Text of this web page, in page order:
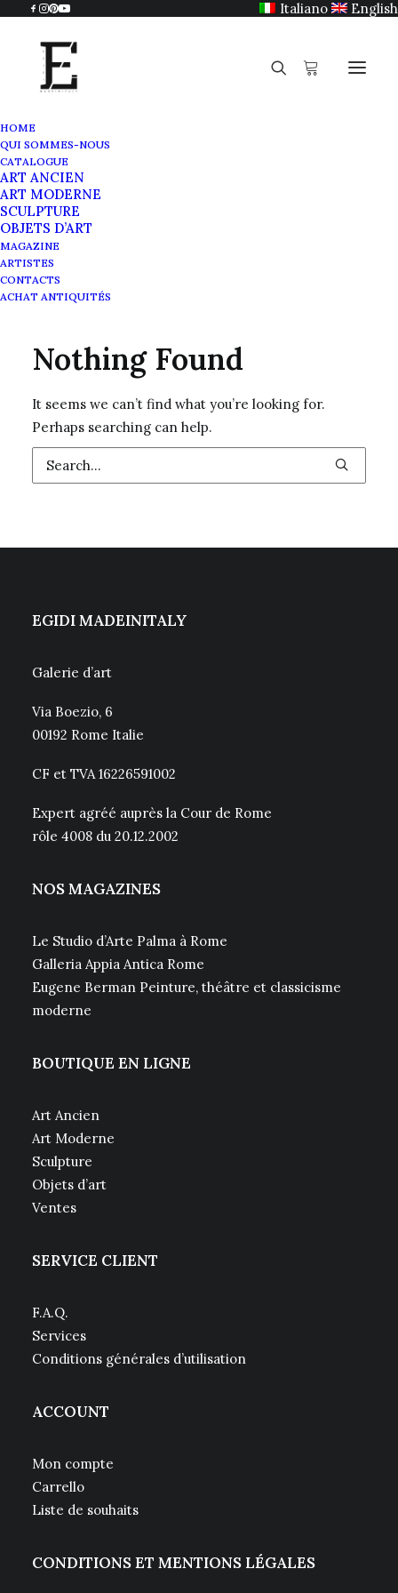
Italiano English
HOME
QUI SOMMES-NOUS
CATALOGUE
ART ANCIEN
ART MODERNE
SCULPTURE
OBJETS D’ART
MAGAZINE
ARTISTES
CONTACTS
ACHAT ANTIQUITÉS
XVIIème siècle
Nothing Found
It seems we can’t find what you’re looking for.
Perhaps searching can help.
EGIDI MADEINITALY
Galerie d’art
Via Boezio, 6
00192 Rome Italie
CF et TVA 16226591002
Expert agréé auprès la Cour de Rome
rôle 4008 du 20.12.2002
NOS MAGAZINES
Le Studio d’Arte Palma à Rome
Galleria Appia Antica Rome
Eugene Berman Peinture, théâtre et classicisme
moderne
BOUTIQUE EN LIGNE
Art Ancien
Art Moderne
Sculpture
Objets d’art
Ventes
SERVICE CLIENT
F.A.Q.
Services
Conditions générales d’utilisation
ACCOUNT
Mon compte
Carrello
Liste de souhaits
CONDITIONS ET MENTIONS LÉGALES